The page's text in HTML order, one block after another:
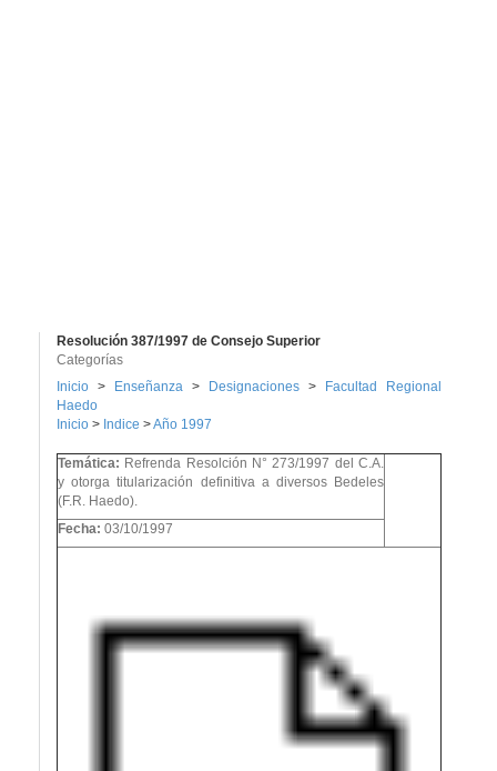
Resolución 387/1997 de Consejo Superior
Categorías
Inicio > Enseñanza > Designaciones >
Facultad Regional
Haedo
Inicio > Indice >Año 1997
Temática: Refrenda Resolción N° 273/1997 del C.A.
y otorga titularización definitiva a diversos Bedeles
(F.R. Haedo).
Fecha: 03/10/1997